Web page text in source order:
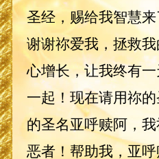
圣经，赐给我智慧来
谢谢祢爱我，拯救
心增长，让我终有
一起！现在请用祢
的圣名亚呼赎阿，
恶者！帮助我，亚